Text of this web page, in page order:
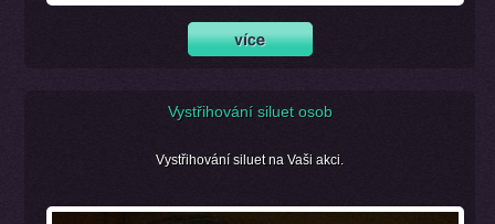
Vystřihování siluet osob
Vystřihování siluet na Vaši akci.